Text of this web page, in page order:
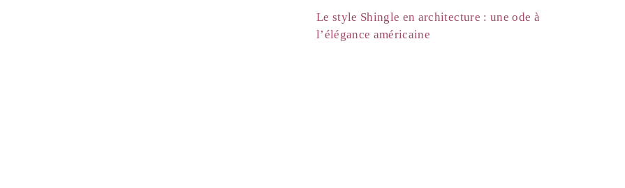
Le style Shingle en architecture : une ode à
l’élégance américaine